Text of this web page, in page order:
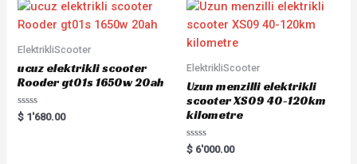
ElektrikliScooter
ucuz elektrikli scooter
Rooder gt01s 1650w 20ah
Rated
0
$ 1'680.00
ElektrikliScooter
Uzun menzilli elektrikli
scooter XS09 40-120km
kilometre
Rated
0
$ 6'000.00